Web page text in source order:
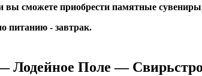
сможете приобрести памятные
питанию - завтрак.
— Лодейное Поле —